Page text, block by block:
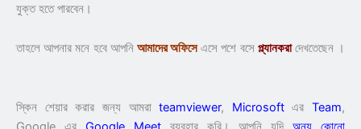
যুক্ত হতে পারবেন।
তাহলে আপনার মনে হবে আপনি আমাদের অফিসেএসে পশে বসে প্ল্যানকরা দেখতেছেন ।
স্কিন শেয়ার করার জন্য আমরাteamviewer, Microsoftএর Team,